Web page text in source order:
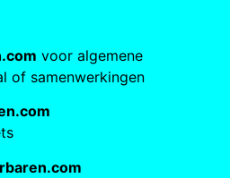
voor algemene
of samenwerkingen